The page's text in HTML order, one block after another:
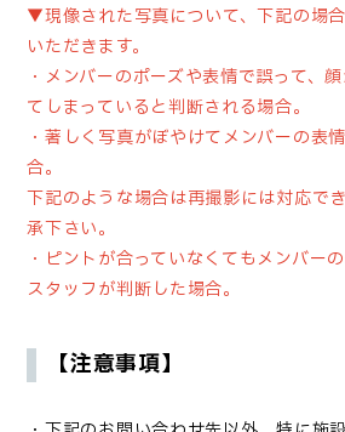
▼現像された写真について、下記の場
いただきます。
・メンバーのポーズや表情で誤って、
てしまっていると判断される場合。
・著しく写真がぼやけてメンバーの表
合。
下記のような場合は再撮影には対応で
承下さい。
・ピントが合っていなくてもメンバー
スタッフが判断した場合。
【注意事項】